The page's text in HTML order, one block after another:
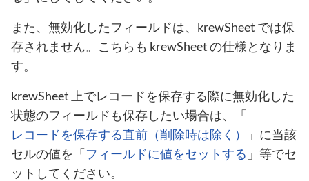
また、無効化したフィールドは、krewSheet では保
存されません。こちらも krewSheet の仕様となりま
す。
krewSheet 上でレコードを保存する際に無効化した
状態のフィールドも保存したい場合は、「
レコードを保存する直前（削除時は除く）
」に当該
セルの値を「フィールドに値をセットする 」等でセ
ットしてください。